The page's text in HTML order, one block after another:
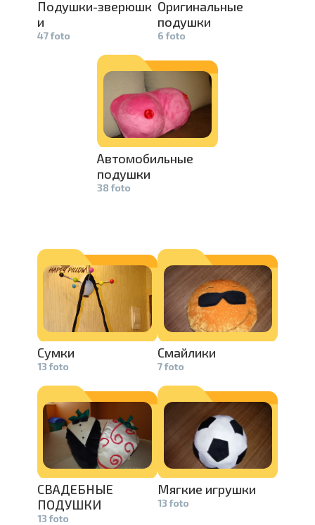
Подушки-зв­ерюшк
и
47 foto
Оригинальн­ые
подушки
6 foto
Автомобиль­ные
подушки
38 foto
Сумки
13 foto
Смайлики
7 foto
СВАДЕБНЫЕ
ПОДУШКИ
13 foto
Мягкие игрушки
13 foto